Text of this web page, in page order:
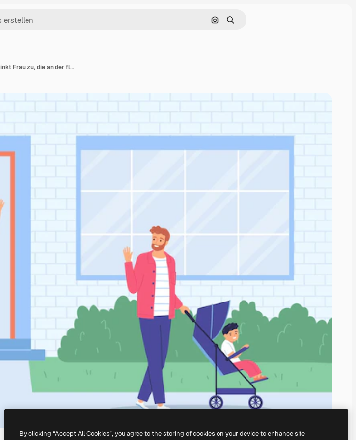
Nach Bild suchen
Suchen
Ehemann verlässt Haus, um mit Kind zu gehen und winkt Frau zu, die an der flachen Vektorillustration der Haustür steht
By clicking “Accept All Cookies”, you agree to the storing of cookies on your device to enhance site